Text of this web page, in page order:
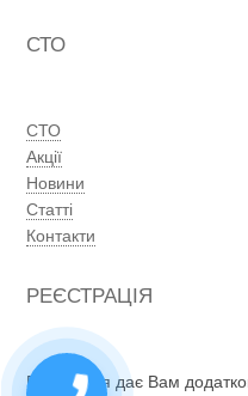
СТО
СТО
Акції
Новини
Статті
Контакти
РЕЄСТРАЦІЯ
Реєстрація дає Вам